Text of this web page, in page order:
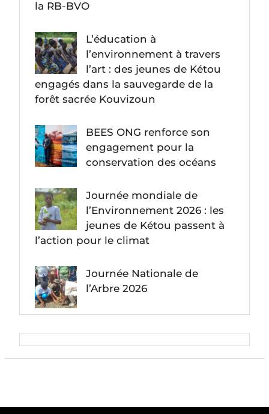
la RB-BVO
L’éducation à
l’environnement à travers
l’art : des jeunes de Kétou
engagés dans la sauvegarde de la
forêt sacrée Kouvizoun
BEES ONG renforce son
engagement pour la
conservation des océans
Journée mondiale de
l’Environnement 2026 : les
jeunes de Kétou passent à
l’action pour le climat
Journée Nationale de
l’Arbre 2026